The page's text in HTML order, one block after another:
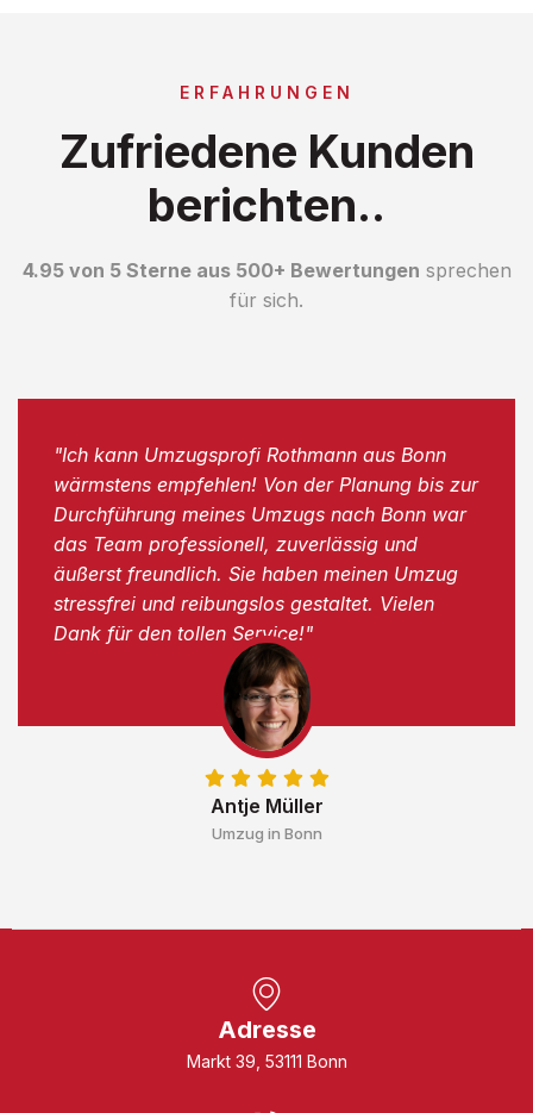
ERFAHRUNGEN
Zufriedene Kunden
berichten..
4.95 von 5 Sterne aus 500+ Bewertungen sprechen
für sich.
Antje Müller
Umzug in Bonn
"Ich kann Umzugsprofi Rothmann aus Bonn
wärmstens empfehlen! Von der Planung bis zur
Durchführung meines Umzugs nach Bonn war
das Team professionell, zuverlässig und
äußerst freundlich. Sie haben meinen Umzug
stressfrei und reibungslos gestaltet. Vielen
Dank für den tollen Service!"
Adresse
Markt 39, 53111 Bonn